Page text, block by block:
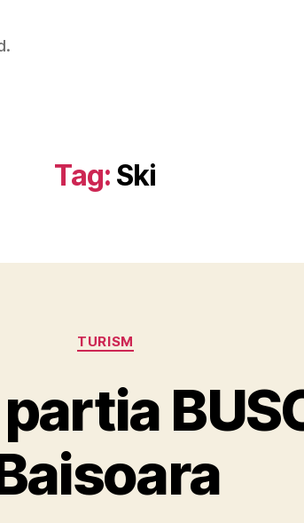
Tag: Ski
Categories
TURISM